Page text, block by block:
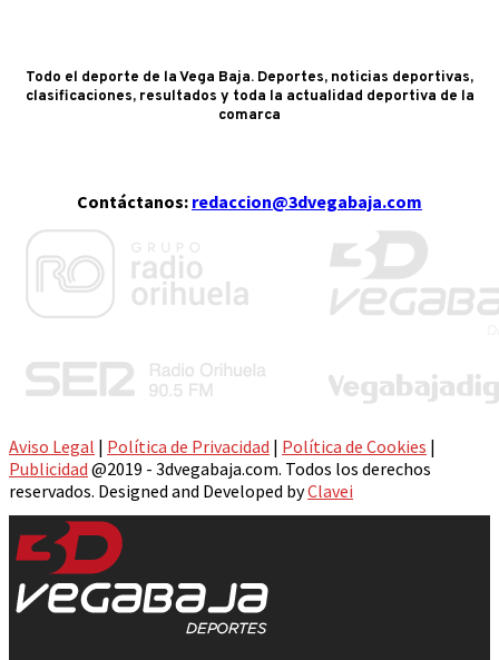
Todo el deporte de la Vega Baja. Deportes, noticias deportivas,
clasificaciones, resultados y toda la actualidad deportiva de la
comarca
Contáctanos: redaccion@3dvegabaja.com
Aviso Legal | Política de Privacidad | Política de Cookies |
Publicidad @2019 - 3dvegabaja.com. Todos los derechos
reservados. Designed and Developed byClavei